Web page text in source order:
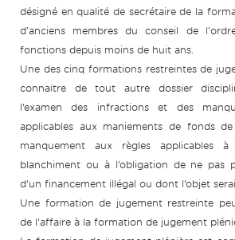
désigné en qualité de secrétaire de la
d'anciens membres du conseil de
fonctions depuis moins de huit ans.
Une des cinq formations restreintes de
connaitre de tout autre dossier
l’examen des infractions et des
applicables aux maniements de fonds
manquement aux règles applicables
blanchiment ou à l’obligation de ne pas
d’un financement illégal ou dont l’objet
Une formation de jugement restreinte
de l’affaire à la formation de jugement